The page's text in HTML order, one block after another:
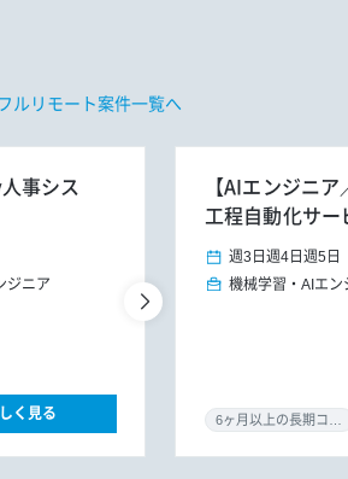
フルリモート案件一覧へ
事シス
ジニア
く見る
【AIエンジニ
工程自動化サ
週3日 週4日 週5日
機械学習・AIエン